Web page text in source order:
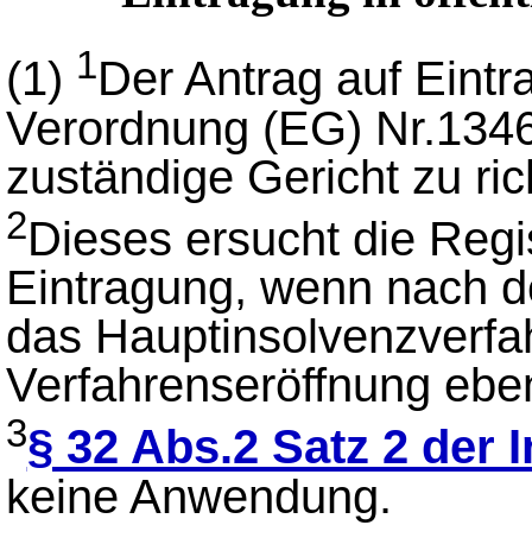
(1) 1Der Antrag auf
Verordnung (EG)
zuständige Gericht zu
2Dieses ersucht die
Eintragung, wenn nach
das
Verfahrenseröffnung
3§ 32 Abs.2 Satz 2 der
keine Anwendung.